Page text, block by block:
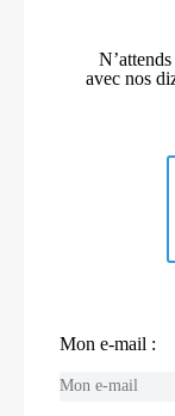
avec nos
Mon e-mail :